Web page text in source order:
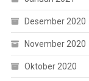
Desember 2020
November 2020
Oktober 2020